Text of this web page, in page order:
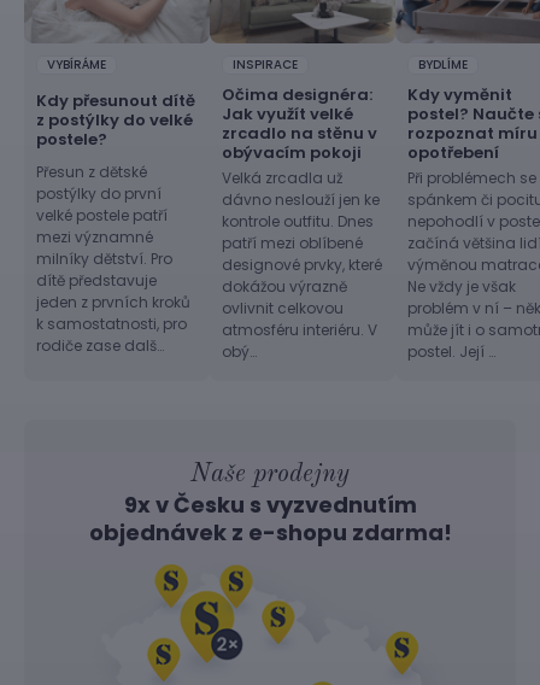
VYBÍRÁME
Kdy přesunout dítě
z postýlky do velké
postele?
Přesun z dětské
postýlky do první
velké postele patří
mezi významné
milníky dětství. Pro
dítě představuje
jeden z prvních kroků
k samostatnosti, pro
rodiče zase dalš…
INSPIRACE
Očima designéra:
Jak využít velké
zrcadlo na stěnu v
obývacím pokoji
Velká zrcadla už
dávno neslouží jen ke
kontrole outfitu. Dnes
patří mezi oblíbené
designové prvky, které
dokážou výrazně
ovlivnit celkovou
atmosféru interiéru. V
obý…
BYDLÍME
Kdy vyměnit
postel? Naučte
rozpoznat míru
opotřebení
Při problémech se
spánkem či
nepohodlí v
začíná většina
výměnou
Ne vždy je však
problém v ní –
může jít i o
postel. Její …
Naše prodejny
9x v Česku s vyzvednutím
objednávek z e-shopu zdarma!